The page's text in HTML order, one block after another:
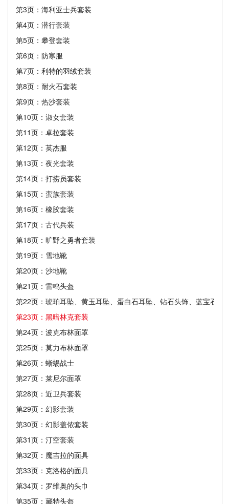
第3页：海利亚士兵套装
第4页：潜行套装
第5页：攀登套装
第6页：防寒服
第7页：利特的羽绒套装
第8页：耐火石套装
第9页：热沙套装
第10页：淑女套装
第11页：卓拉套装
第12页：英杰服
第13页：夜光套装
第14页：打捞员套装
第15页：蛮族套装
第16页：橡胶套装
第17页：古代兵装
第18页：旷野之勇者套装
第19页：雪地靴
第20页：沙地靴
第21页：雷鸣头盔
第22页：琥珀耳坠、黄玉耳坠、蛋白石耳坠、钻石头饰、蓝宝石头
第23页：黑暗林克套装
第24页：波克布林面罩
第25页：莫力布林面罩
第26页：蜥蜴战士
第27页：莱尼尔面罩
第28页：近卫兵套装
第29页：幻影套装
第30页：幻影盖侬套装
第31页：汀空套装
第32页：魔吉拉的面具
第33页：克洛格的面具
第34页：罗维奥的头巾
第35页：藏特头盔